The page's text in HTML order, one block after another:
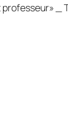
professeur» _